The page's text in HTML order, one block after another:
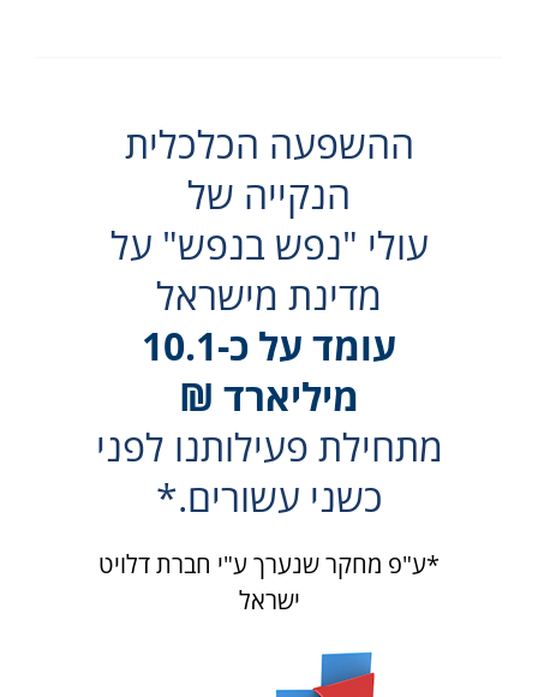
ההשפעה הכלכלית
הנקייה של
עולי "נפש בנפש" על
מדינת מישראל
עומד על כ-10.1
מיליארד ₪
מתחילת פעילותנו לפני
כשני עשורים.*
*ע"פ מחקר שנערך ע"י חברת דלויט
ישראל